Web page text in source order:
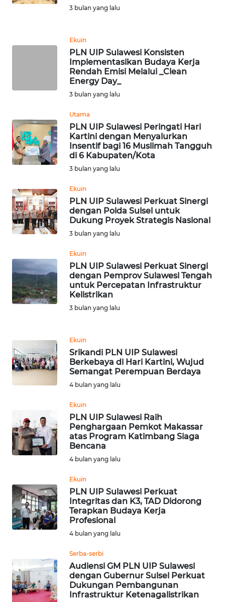
3 bulan yang lalu
Ekuin
PLN UIP Sulawesi Konsisten
Implementasikan Budaya Kerja
Rendah Emisi Melalui _Clean
Energy Day_
3 bulan yang lalu
Utama
PLN UIP Sulawesi Peringati Hari
Kartini dengan Menyalurkan
Insentif bagi 16 Muslimah Tangguh
di 6 Kabupaten/Kota
3 bulan yang lalu
Ekuin
PLN UIP Sulawesi Perkuat Sinergi
dengan Polda Sulsel untuk
Dukung Proyek Strategis Nasional
3 bulan yang lalu
Ekuin
PLN UIP Sulawesi Perkuat Sinergi
dengan Pemprov Sulawesi Tengah
untuk Percepatan Infrastruktur
Kelistrikan
3 bulan yang lalu
Ekuin
Srikandi PLN UIP Sulawesi
Berkebaya di Hari Kartini, Wujud
Semangat Perempuan Berdaya
4 bulan yang lalu
Ekuin
PLN UIP Sulawesi Raih
Penghargaan Pemkot Makassar
atas Program Katimbang Siaga
Bencana
4 bulan yang lalu
Ekuin
PLN UIP Sulawesi Perkuat
Integritas dan K3, TAD Didorong
Terapkan Budaya Kerja
Profesional
4 bulan yang lalu
Serba-serbi
Audiensi GM PLN UIP Sulawesi
dengan Gubernur Sulsel Perkuat
Dukungan Pembangunan
Infrastruktur Ketenagalistrikan
WN
BOGOR
WN
TAPANULI
UTARA
SAMOSIR
WN
PADANG
WN
SUMEDANG
CIANJUR
KEPULAUAN
SERIBU
WN
BINJAI
WN
INDRAMAYU